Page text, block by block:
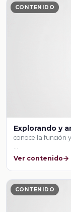
CONTENIDO
Explorando y
conoce la función
Ver contenido
CONTENIDO